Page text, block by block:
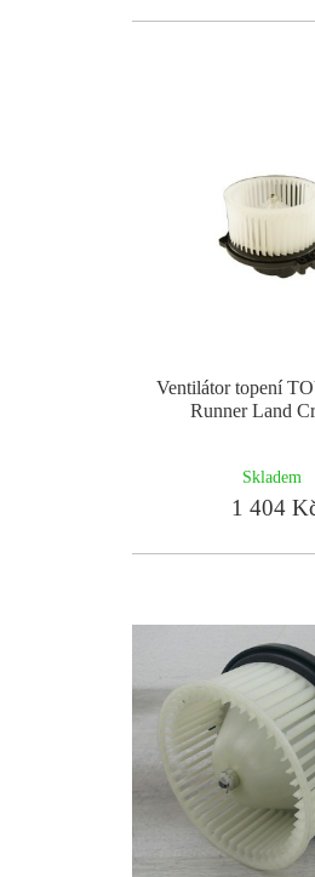
Ventilátor topení
Runner Land
Skladem
1 404